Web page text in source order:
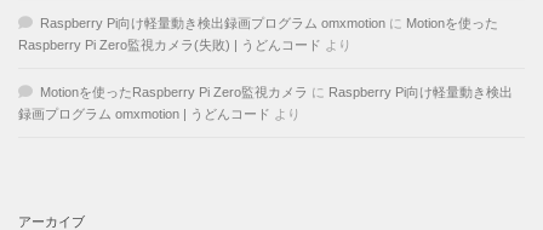
Raspberry Pi向け軽量動き検出録画プログラム omxmotion に Motionを使った
Raspberry Pi Zero監視カメラ(失敗) | うどんコード より
Motionを使ったRaspberry Pi Zero監視カメラ に Raspberry Pi向け軽量動き検出
録画プログラム omxmotion | うどんコード より
アーカイブ